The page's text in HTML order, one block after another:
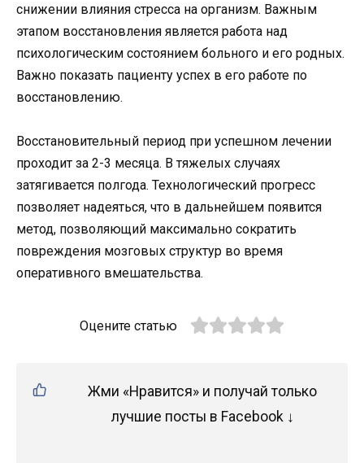
снижении влияния стресса на организм. Важным
этапом восстановления является работа над
психологическим состоянием больного и его родных.
Важно показать пациенту успех в его работе по
восстановлению.
Восстановительный период при успешном лечении
проходит за 2-3 месяца. В тяжелых случаях
затягивается полгода. Технологический прогресс
позволяет надеяться, что в дальнейшем появится
метод, позволяющий максимально сократить
повреждения мозговых структур во время
оперативного вмешательства.
Оцените статью
Жми «Нравится» и получай только
лучшие посты в Facebook ↓